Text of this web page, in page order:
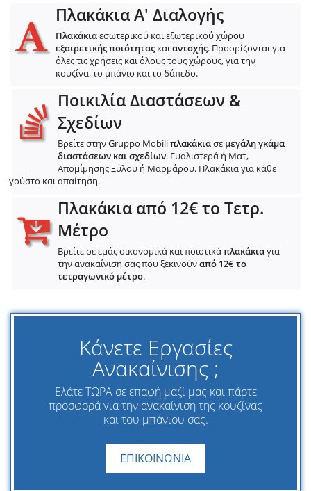
Πλακάκια Α' Διαλογής
Πλακάκιαεσωτερικού και εξωτερικού χώρου
εξαιρετικής ποιότητας καιαντοχής. Προορίζονται για
όλες τις χρήσεις και όλους τους χώρους, για την
κουζίνα, το μπάνιο και το δάπεδο.
Ποικιλία Διαστάσεων &
Σχεδίων
Βρείτε στην Gruppo Mobiliπλακάκιασε μεγάλη γκάμα
διαστάσεων και σχεδίων. Γυαλιστερά ή Ματ,
Απομίμησης Ξύλου ή Μαρμάρου. Πλακάκια για κάθε
γούστο και απαίτηση.
Πλακάκια από 12€ το Τετρ.
Μέτρο
Βρείτε σε εμάς οικονομικά και ποιοτικάπλακάκιαγια
την ανακαίνιση σας που ξεκινούναπό 12€ το
τετραγωνικό μέτρο.
Κάνετε Εργασίες
Ανακαίνισης ;
Ελάτε ΤΩΡΑ σε επαφή μαζί μας και πάρτε
προσφορά για την ανακαίνιση της κουζίνας
και του μπάνιου σας.
ΕΠΙΚΟΙΝΩΝΙΑ